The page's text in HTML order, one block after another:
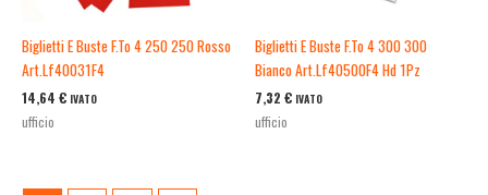
Biglietti E Buste F.To 4 250 250 Rosso
Art.Lf40031F4
14,64 € IVATO
ufficio
Biglietti E Buste F.To 4 300 300
Bianco Art.Lf40500F4 Hd 1Pz
7,32 € IVATO
ufficio